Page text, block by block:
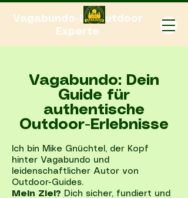
Vagabundo-Ihr Outdoor
Experte
Vagabundo: Dein
Guide für
authentische
Outdoor-Erlebnisse
Ich bin Mike Gnüchtel, der Kopf
hinter Vagabundo und
leidenschaftlicher Autor von
Outdoor-Guides.
Mein Ziel? Dich sicher, fundiert und